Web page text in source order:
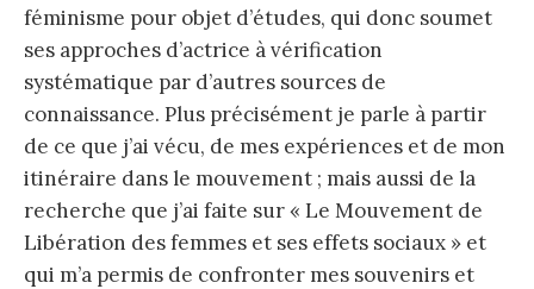
féminisme pour objet d’études, qui donc soumet
ses approches d’actrice à vérification
systématique par d’autres sources de
connaissance. Plus précisément je parle à partir
de ce que j’ai vécu, de mes expériences et de mon
itinéraire dans le mouvement ; mais aussi de la
recherche que j’ai faite sur « Le Mouvement de
Libération des femmes et ses effets sociaux » et
qui m’a permis de confronter mes souvenirs et